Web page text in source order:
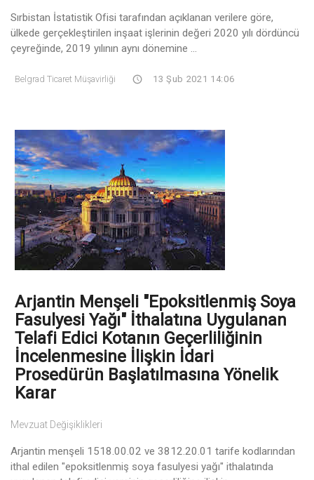
Sırbistan İstatistik Ofisi tarafından açıklanan verilere göre,
ülkede gerçekleştirilen inşaat işlerinin değeri 2020 yılı dördüncü
çeyreğinde, 2019 yılının aynı dönemine ...
Belgrad Ticaret Müşavirliği 13 Şub 2021 14:06
Arjantin Menşeli "Epoksitlenmiş Soya
Fasulyesi Yağı" İthalatına Uygulanan
Telafi Edici Kotanın Geçerliliğinin
İncelenmesine İlişkin İdari
Prosedürün Başlatılmasına Yönelik
Karar
Mevzuat Değişiklikleri
Arjantin menşeli 1518.00.02 ve 3812.20.01 tarife kodlarından
ithal edilen "epoksitlenmiş soya fasulyesi yağı" ithalatında